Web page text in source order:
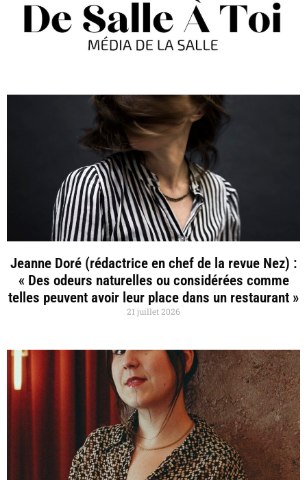
Jeanne Doré (rédactrice en chef de la revue Nez) :
« Des odeurs naturelles ou considérées comme
telles peuvent avoir leur place dans un restaurant »
21 juillet 2026